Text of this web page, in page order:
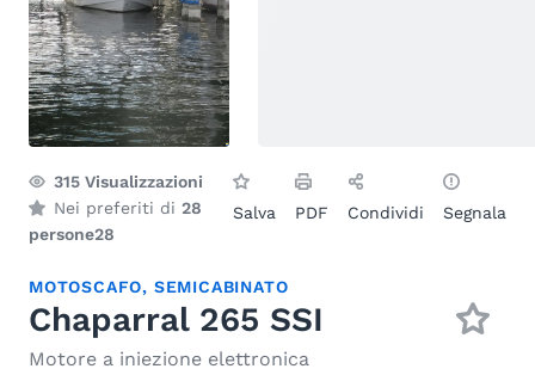
315 Visualizzazioni
Nei preferiti di 28
persone28
Salva PDF Condividi Segnala
MOTOSCAFO, SEMICABINATO
Chaparral 265 SSI
Motore a iniezione elettronica